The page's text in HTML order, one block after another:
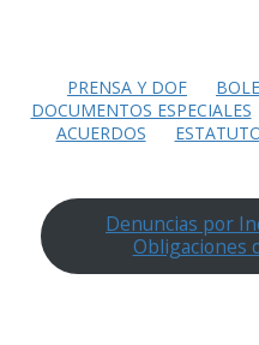
PRENSA Y DOF
DOCUMENTOS ESPECIALES
ACUERDOS
Denuncias por
Obligaciones